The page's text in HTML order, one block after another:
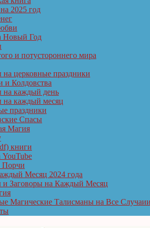
2025 год
Новый Год
и потустороннего мира
церковные праздники
и Колдовства
каждый день
каждый месяц
праздники
Спасы
Магия
книги
Порчи
Месяц 2024 года
Заговоры на Каждый Месяц
Магические Талисманы на Все